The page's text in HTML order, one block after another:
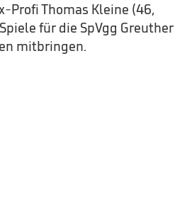
Profi Thomas Kleine (46,
für die SpVgg Greuther
mitbringen.